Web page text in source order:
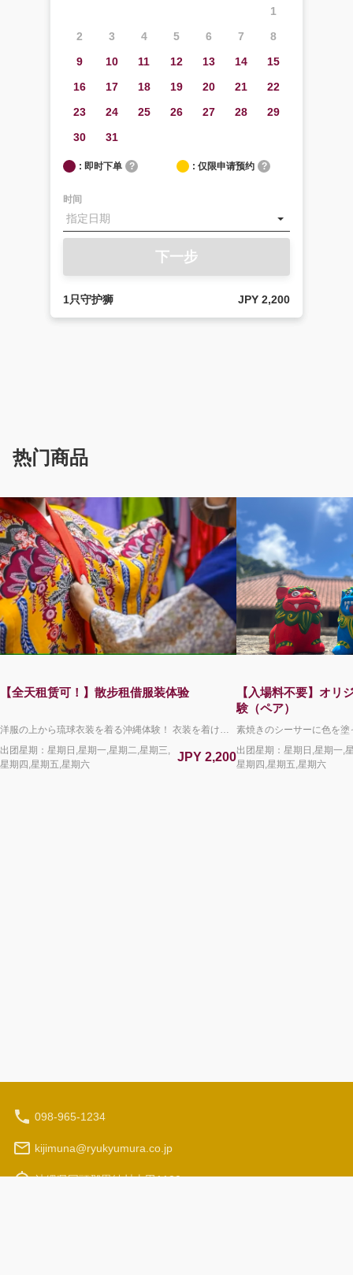
1
2
3 4 5 6 7
8
9
10 11 12 13 14
15
16
17 18 19 20 21
22
23
24 25 26 27 28
29
30
31
: 即时下单 ? : 仅限申请预约 ?
时间
下一步
1只守护狮 JPY 2,200
热门商品
【全天租赁可！】散步租借服装体验
洋服の上から琉球衣装を着る沖縄体験！ 衣装を着けたまま園内を散策をしてフォトジェニックな一枚を残しましょう♪ 体験ブース近くにはコインロッカーも完備！お手荷物をあずけて身軽にお散歩ができます。 ＊写真はお客様各自のカメラやスマートフォンで撮影していただきます。 ＊履物の貸し出しはおこなっておりません。お客様で持参された靴やサンダルをご利用ください。 ＊5名以上のグループでご利用される場合は、着付けにお時間をいただきますことご了承ください。 【チケット料金に含まれるもの】 体験料金（衣装代＋着付け料金） ＊衣装は終日レンタル可能です。 ＊衣装を着たまま琉球村園内を散策することもできますが、別途入園料が発生いたします。
出团星期：星期日,星期一,星期二,星期三,
星期四,星期五,星期六
JPY 2,200
【入場料不要】オリ
験（ペア）
出团星期：星期日,星期一,
星期四,星期五,星期六
098-965-1234
kijimuna@ryukyumura.co.jp
沖縄県国頭郡恩納村山田1130